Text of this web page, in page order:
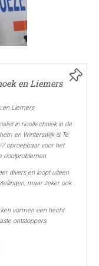
en Liemers
en Liemers
in riooltechniek in de
en Winterswijk is Te
oproepbaar voor het
rioolproblemen.
divers en loopt uiteen
maar zeker ook
vormen een hecht
ontstoppers.